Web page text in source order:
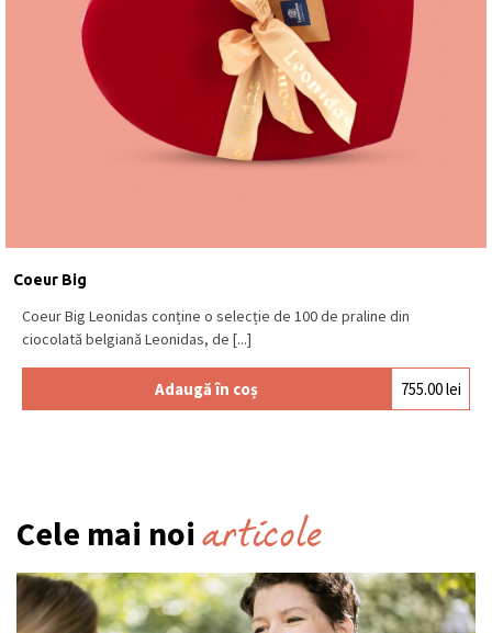
Coeur Big
Coeur Big Leonidas conține o selecție de 100 de praline din
ciocolată belgiană Leonidas, de [...]
Adaugă în coș 755.00lei
Cele mai noi articole